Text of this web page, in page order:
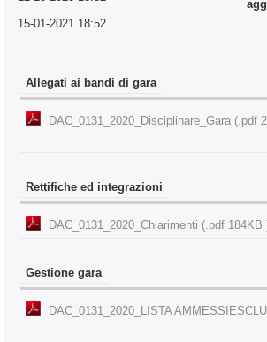
15-01-2021 18:52
Allegati ai bandi di gara
DAC_0131_2020_Disciplinare_Gara (.pdf
Rettifiche ed integrazioni
DAC_0131_2020_Chiarimenti (.pdf 184KB
Gestione gara
DAC_0131_2020_LISTA